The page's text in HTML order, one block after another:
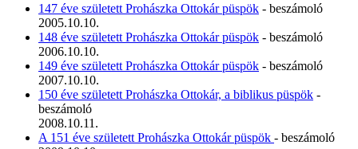
147 éve született Prohászka Ottokár püspök - beszámoló
2005.10.10.
148 éve született Prohászka Ottokár püspök - beszámoló
2006.10.10.
149 éve született Prohászka Ottokár püspök - beszámoló
2007.10.10.
150 éve született Prohászka Ottokár, a biblikus püspök -
beszámoló
2008.10.11.
A 151 éve született Prohászka Ottokár püspök - beszámoló